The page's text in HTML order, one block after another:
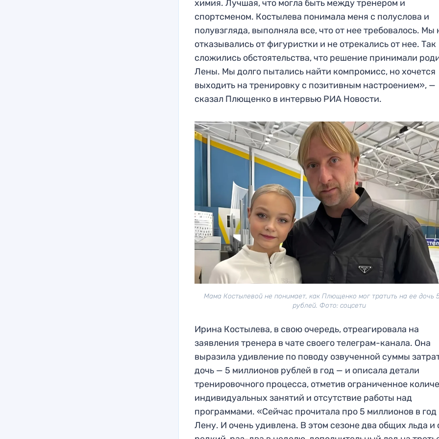
химия. Лучшая, что могла быть между тренером и
спортсменом. Костылева понимала меня с полуслова и
полувзгляда, выполняла все, что от нее требовалось. Мы
отказывались от фигуристки и не отрекались от нее. Так
сложились обстоятельства, что решение принимали
Лены. Мы долго пытались найти компромисс, но хочется
выходить на тренировку с позитивным настроением», —
сказал Плющенко в интервью РИА Новости.
Мама Костылевой не понимает, как Плющенко мог тратить на ее дочь
рублей. Фото: соцсети
Ирина Костылева, в свою очередь, отреагировала на
заявления тренера в чате своего телеграм-канала. Она
выразила удивление по поводу озвученной суммы
дочь — 5 миллионов рублей в год — и описала детали
тренировочного процесса, отметив ограниченное
индивидуальных занятий и отсутствие работы над
программами. «Сейчас прочитала про 5 миллионов в год
Лену. И очень удивлена. В этом сезоне два общих льда и